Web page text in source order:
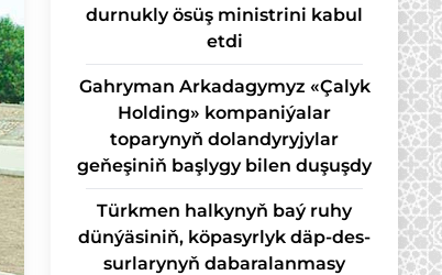
durnukly ösüş ministrini kabul
etdi
Gahryman Arkadagymyz «Çalyk
Holding» kompaniýalar
toparynyň dolandyryjylar
geňeşiniň başlygy bilen duşuşdy
Türk­men hal­ky­nyň baý ru­hy
dün­ýä­si­niň, kö­pa­syr­lyk däp-des­
sur­la­ry­nyň da­ba­ra­lan­ma­sy